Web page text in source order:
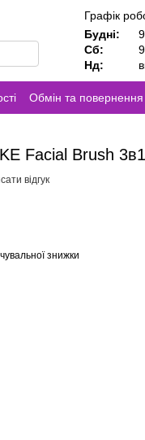
Графік
Будні:
Сб:
Нд:
Обмін та повернення
Facial Brush
відгук
знижки